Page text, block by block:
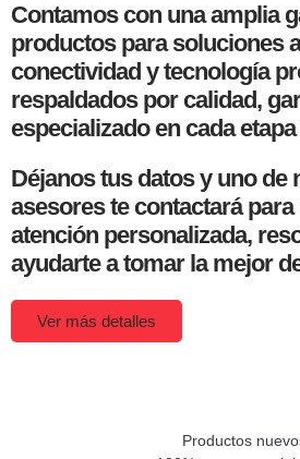
Contamos con una amplia
productos para soluciones
conectividad y tecnología
respaldados por calidad,
especializado en cada
Déjanos tus datos y uno de
asesores te contactará
atención personalizada,
ayudarte a tomar la mejor
Ver más detalles
Productos